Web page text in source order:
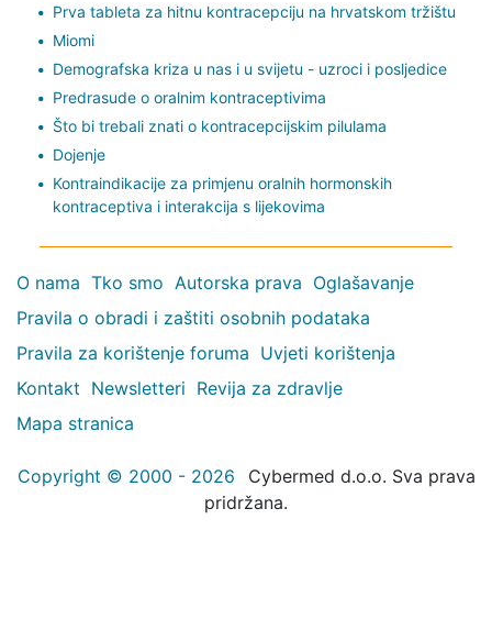
Prva tableta za hitnu kontracepciju na hrvatskom tržištu
Miomi
Demografska kriza u nas i u svijetu - uzroci i posljedice
Predrasude o oralnim kontraceptivima
Što bi trebali znati o kontracepcijskim pilulama
Dojenje
Kontraindikacije za primjenu oralnih hormonskih
kontraceptiva i interakcija s lijekovima
O nama Tko smo Autorska prava Oglašavanje
Pravila o obradi i zaštiti osobnih podataka
Pravila za korištenje foruma Uvjeti korištenja
Kontakt Newsletteri Revija za zdravlje
Mapa stranica
Copyright © 2000 - 2026
Cybermed d.o.o. Sva prava
pridržana.